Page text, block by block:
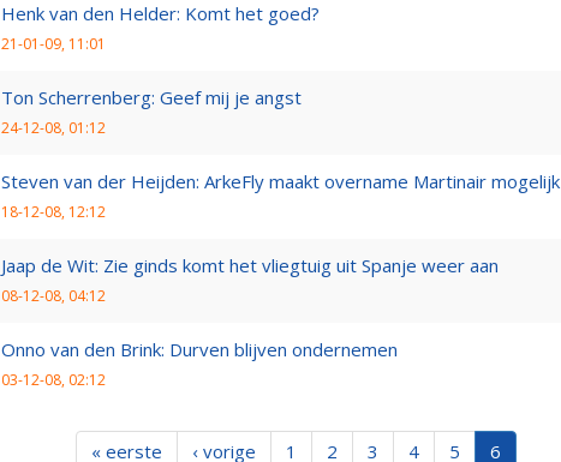
Henk van den Helder: Komt het goed?
21-01-09, 11:01
Ton Scherrenberg: Geef mij je angst
24-12-08, 01:12
Steven van der Heijden: ArkeFly maakt overname Martinair mogelijk
18-12-08, 12:12
Jaap de Wit: Zie ginds komt het vliegtuig uit Spanje weer aan
08-12-08, 04:12
Onno van den Brink: Durven blijven ondernemen
03-12-08, 02:12
« eerste ‹ vorige 1 2 3 4 5 6